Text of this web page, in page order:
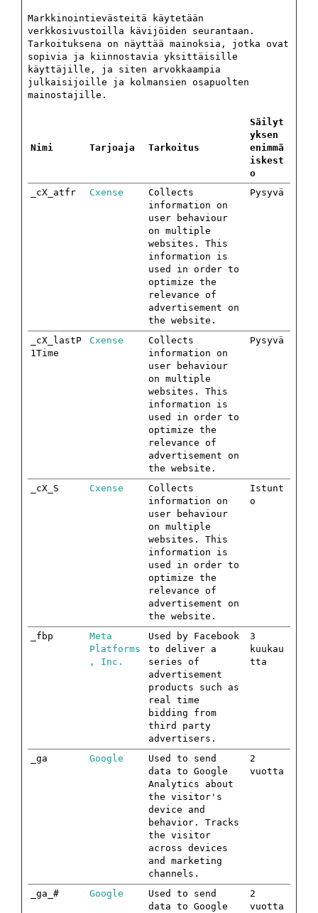
Markkinointievästeitä käytetään
verkkosivustoilla kävijöiden seurantaan.
Tarkoituksena on näyttää mainoksia, jotka ovat
sopivia ja kiinnostavia yksittäisille
käyttäjille, ja siten arvokkaampia
julkaisijoille ja kolmansien osapuolten
mainostajille.
Nimi Tarjoaja Tarkoitus
Säilyt
yksen
enimmä
iskest
o
_cX_atfr
Cxense
Collects
information on
user behaviour
on multiple
websites. This
information is
used in order to
optimize the
relevance of
advertisement on
the website.
Pysyvä
_cX_lastP
1Time
Cxense
Collects
information on
user behaviour
on multiple
websites. This
information is
used in order to
optimize the
relevance of
advertisement on
the website.
Pysyvä
_cX_S Cxense
Collects
information on
user behaviour
on multiple
websites. This
information is
used in order to
optimize the
relevance of
advertisement on
the website.
Istunt
o
_fbp
Meta
Platforms
, Inc.
Used by Facebook
to deliver a
series of
advertisement
products such as
real time
bidding from
third party
advertisers.
3
kuukau
tta
_ga Google
Used to send
data to Google
Analytics about
the visitor's
device and
behavior. Tracks
the visitor
across devices
and marketing
channels.
2
vuotta
_ga_# Google
Used to send
data to Google
2
vuotta